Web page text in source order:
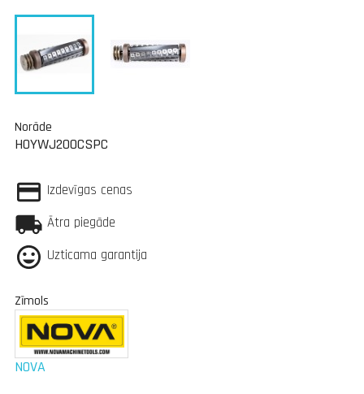
Norāde
HOYWJ200CSPC
Izdevīgas cenas
Ātra piegāde
Uzticama garantija
Zīmols
NOVA